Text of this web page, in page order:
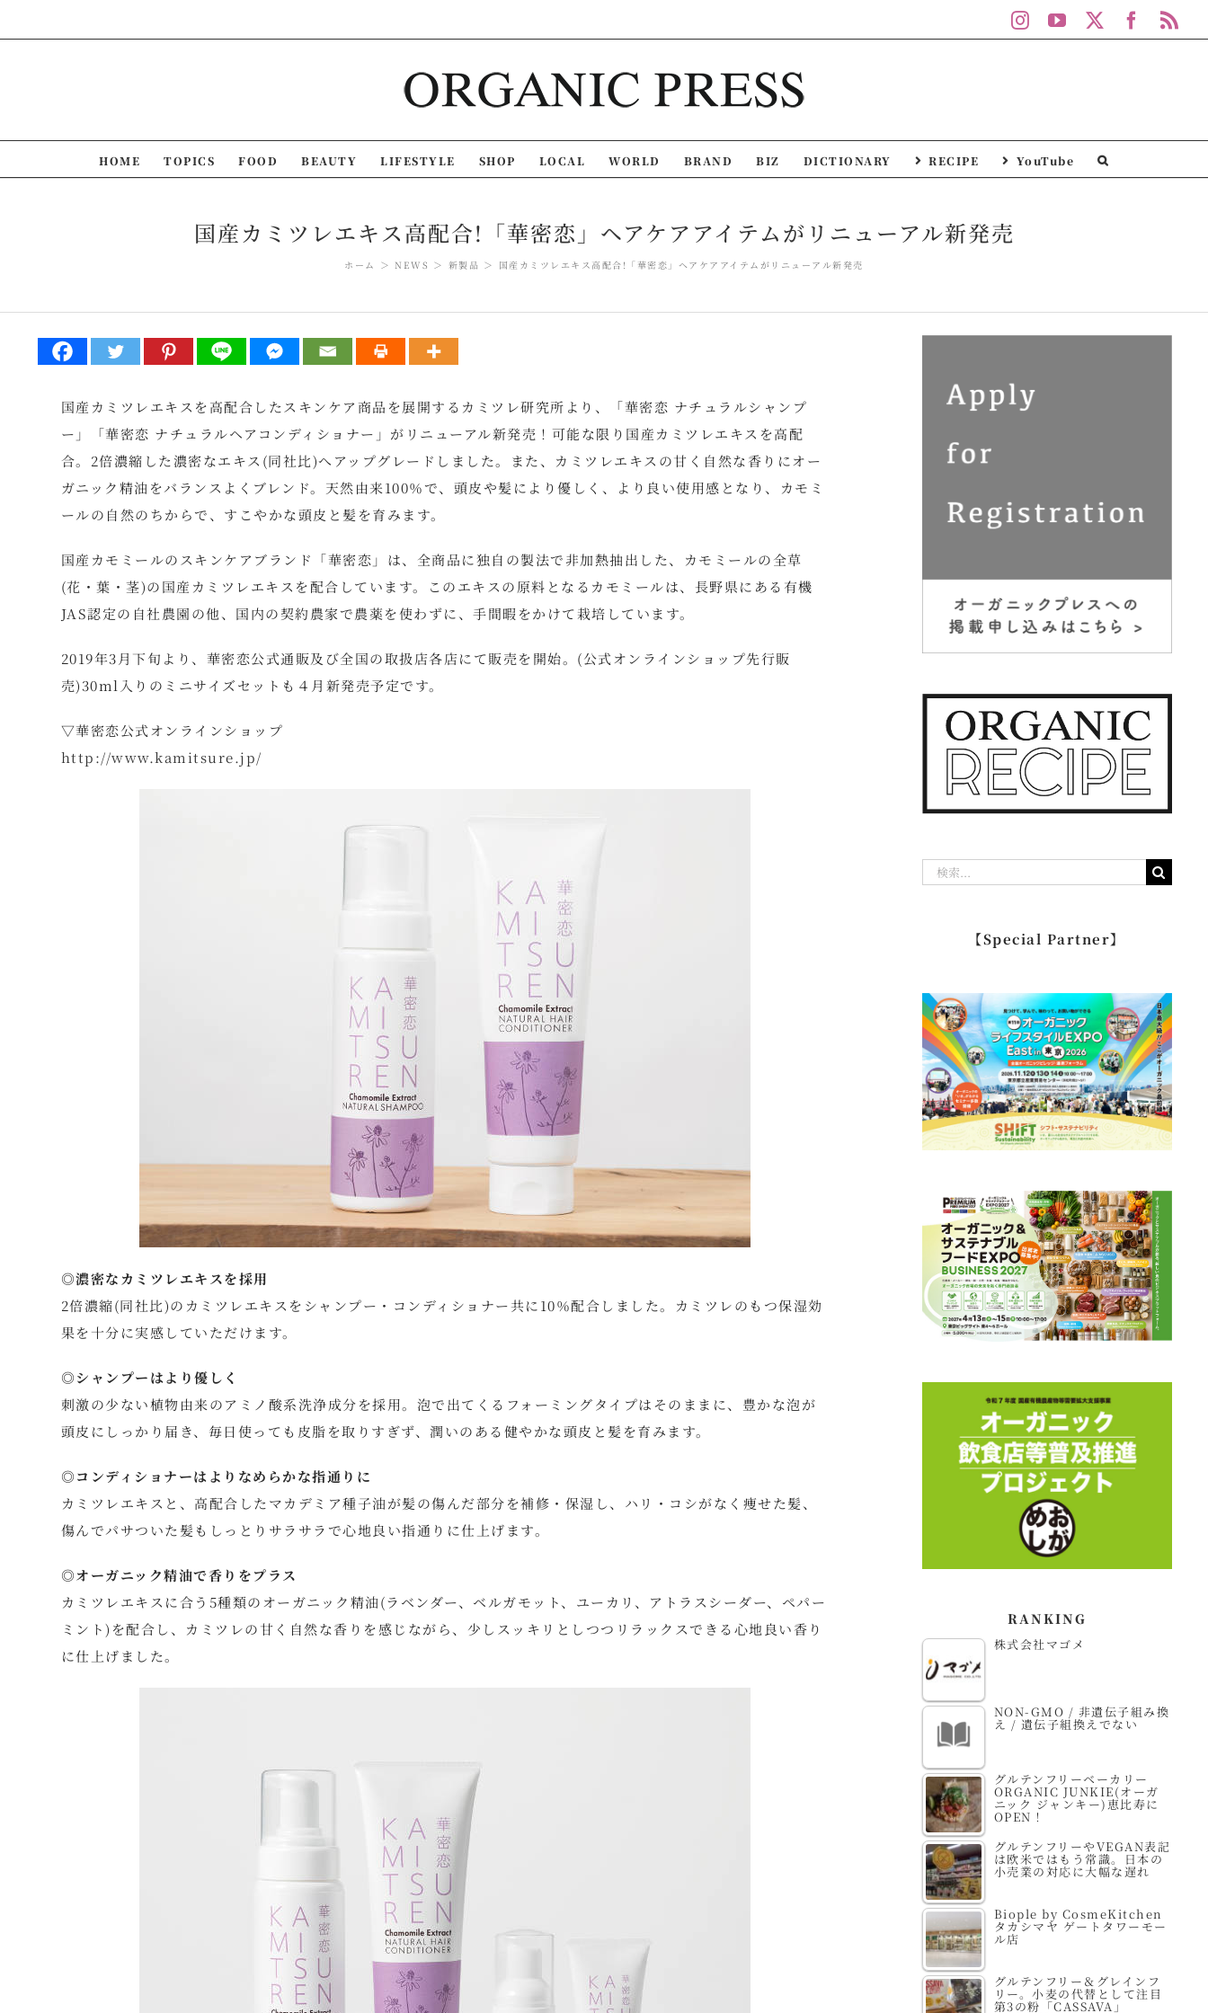
to
InstagramYouTube
HOME TOPICS FOOD BEAUTY LIFESTYLE SHOP LOCAL WORLD BRAND BIZ DICTIONARY RECIPE YouTube
国産カミツレエキス高配合!「華密恋」ヘアケアアイテムがリニューアル新発売
ホーム NEWS 新製品 国産カミツレエキス高配合!「華密恋」ヘアケアアイテムがリニューアル新発売
国産カミツレエキスを高配合したスキンケア商品を展開するカミツレ研究所より、「華密恋 ナチュラルシャンプ
ー」「華密恋 ナチュラルヘアコンディショナー」がリニューアル新発売！可能な限り国産カミツレエキスを高配
合。2倍濃縮した濃密なエキス(同社比)へアップグレードしました。また、カミツレエキスの甘く自然な香りにオー
ガニック精油をバランスよくブレンド。天然由来100％で、頭皮や髪により優しく、より良い使用感となり、カモミ
ールの自然のちからで、すこやかな頭皮と髪を育みます。
国産カモミールのスキンケアブランド「華密恋」は、全商品に独自の製法で非加熱抽出した、カモミールの全草
(花・葉・茎)の国産カミツレエキスを配合しています。このエキスの原料となるカモミールは、長野県にある有機
JAS認定の自社農園の他、国内の契約農家で農薬を使わずに、手間暇をかけて栽培しています。
2019年3月下旬より、華密恋公式通販及び全国の取扱店各店にて販売を開始。(公式オンラインショップ先行販
売)30ml入りのミニサイズセットも４月新発売予定です。
▽華密恋公式オンラインショップ
http://www.kamitsure.jp/
◎濃密なカミツレエキスを採用
2倍濃縮(同社比)のカミツレエキスをシャンプー・コンディショナー共に10％配合しました。カミツレのもつ保湿効
果を十分に実感していただけます。
◎シャンプーはより優しく
刺激の少ない植物由来のアミノ酸系洗浄成分を採用。泡で出てくるフォーミングタイプはそのままに、豊かな泡が
頭皮にしっかり届き、毎日使っても皮脂を取りすぎず、潤いのある健やかな頭皮と髪を育みます。
◎コンディショナーはよりなめらかな指通りに
カミツレエキスと、高配合したマカデミア種子油が髪の傷んだ部分を補修・保湿し、ハリ・コシがなく痩せた髪、
傷んでパサついた髪もしっとりサラサラで心地良い指通りに仕上げます。
◎オーガニック精油で香りをプラス
カミツレエキスに合う5種類のオーガニック精油(ラベンダー、ベルガモット、ユーカリ、アトラスシーダー、ペパー
ミント)を配合し、カミツレの甘く自然な香りを感じながら、少しスッキリとしつつリラックスできる心地良い香り
に仕上げました。
【Special Partner】
RANKING
株式会社マゴメ
NON-GMO / 非遺伝子組み換
え / 遺伝子組換えでない
グルテンフリーベーカリー
ORGANIC JUNKIE(オーガ
ニック ジャンキー)恵比寿に
OPEN！
グルテンフリーやVEGAN表記
は欧米ではもう常識。日本の
小売業の対応に大幅な遅れ
Biople by CosmeKitchen
タカシマヤ ゲートタワーモー
ル店
グルテンフリー＆グレインフ
リー。小麦の代替として注目
第3の粉「CASSAVA」